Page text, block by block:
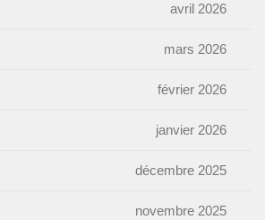
avril 2026
mars 2026
février 2026
janvier 2026
décembre 2025
novembre 2025